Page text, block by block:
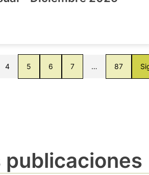
4 5 6 7 … 87
publicaciones